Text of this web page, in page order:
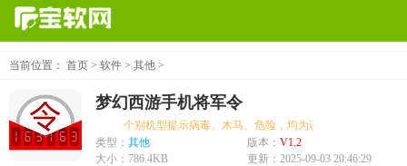
当前位置： 首页 > 软件 > 其他 >
梦幻西游手机将军令
个别机型提示病毒、木马、危险，均为误报可放心下载
类型： 其他 版本： V1.2
大小： 786.4KB 更新： 2025-09-03 20:46:29